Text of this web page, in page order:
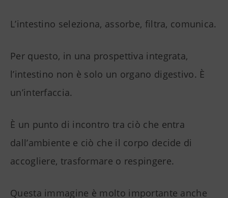
L’intestino seleziona, assorbe, filtra, comunica.
Per questo, in una prospettiva integrata,
l’intestino non è solo un organo digestivo. È
un’interfaccia.
È un punto di incontro tra ciò che entra
dall’ambiente e ciò che il corpo decide di
accogliere, trasformare o respingere.
Questa immagine è molto importante anche